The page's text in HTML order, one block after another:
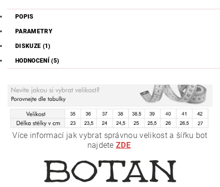
POPIS
PARAMETRY
DISKUZE (1)
HODNOCENÍ (5)
Více informací jak vybrat správnou velikost a šířku bot
najdeteZDE